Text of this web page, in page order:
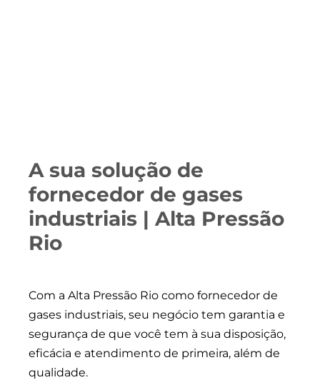
A sua solução de
fornecedor de gases
industriais | Alta Pressão
Rio
Com a Alta Pressão Rio como fornecedor de
gases industriais, seu negócio tem garantia e
segurança de que você tem à sua disposição,
eficácia e atendimento de primeira, além de
qualidade.